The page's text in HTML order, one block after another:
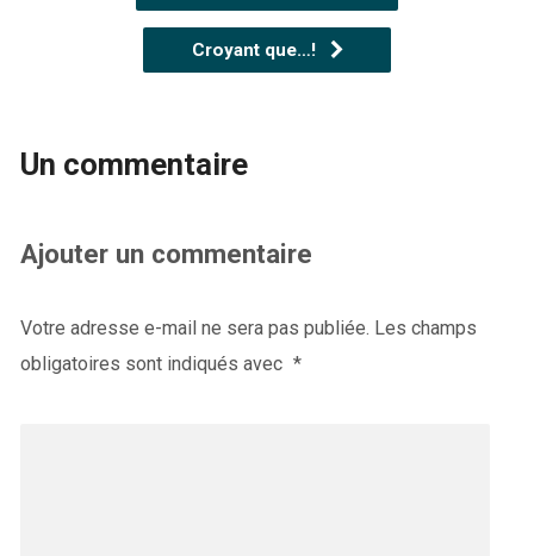
Croyant que…!
Un commentaire
Ajouter un commentaire
Votre adresse e-mail ne sera pas publiée. Les champs
obligatoires sont indiqués avec *